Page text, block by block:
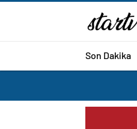
Son Dakika